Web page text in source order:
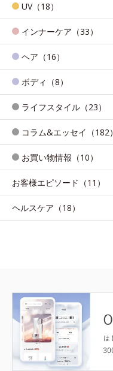
UV（18）
インナーケア（33）
ヘア（16）
ボディ（8）
ライフスタイル（23）
コラム&エッセイ（182）
お買い物情報（10）
お客様エピソード（11）
ヘルスケア（18）